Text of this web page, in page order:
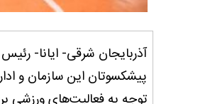
آذربایجان شرقی- ایانا-
پیشکسوتان این سازمان و